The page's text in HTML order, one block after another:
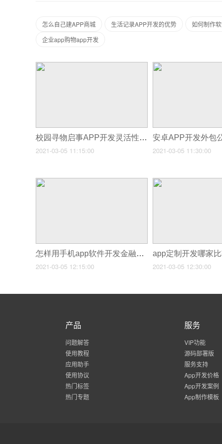
怎么自己建APP商城 生活记录APP开发的优势
如何制作
企业app购物app开发
校园寻物启事APP开发灵活性强
2021-03-05 11:15:00
安卓APP开发外包
2021-03-05 11:30:00
怎样用手机app软件开发金融终端客户
2021-03-05 12:15:00
app定制开发哪家
2021-03-05 12:30:00
产品
问题解答
使用教程
应用助手
使用协议
热门标签
热门专题
服务
VIP功能
源码部署版
服务支持
App开发价格
App开发案例
App制作模板